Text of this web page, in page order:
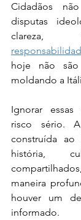
Cidadãos
disputas
hoje não são
moldando a
Ignorar
risco sério.
construída
história,
maneira
houver um
informado.